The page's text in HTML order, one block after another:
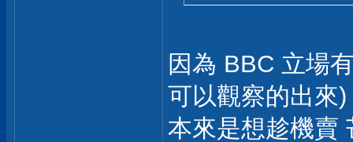
因為 BBC 立場
可以觀察的出來)
本來是想趁機賣